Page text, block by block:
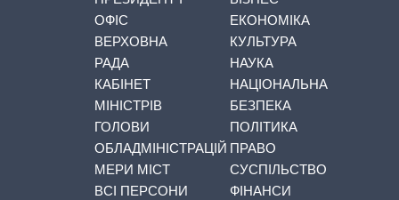
ОФІС
ВЕРХОВНА
РАДА
КАБІНЕТ
МІНІСТРІВ
ГОЛОВИ
ОБЛАДМІНІСТРАЦІЙ
МЕРИ МІСТ
ВСІ ПЕРСОНИ
ЕКОНОМІКА
КУЛЬТУРА
НАУКА
НАЦІОНАЛЬНА
БЕЗПЕКА
ПОЛІТИКА
ПРАВО
СУСПІЛЬСТВО
ФІНАНСИ